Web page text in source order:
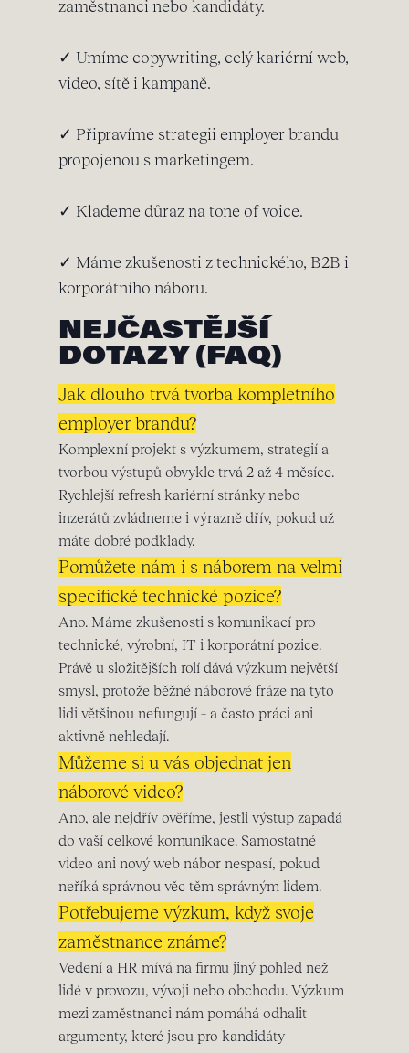
zaměstnanci nebo kandidáty.
✓ Umíme copywriting, celý kariérní web,
video, sítě i kampaně.
✓ Připravíme strategii employer brandu
propojenou s marketingem.
✓ Klademe důraz na tone of voice.
✓ Máme zkušenosti z technického, B2B i
korporátního náboru.
NEJČASTĚJŠÍ
DOTAZY (FAQ)
Jak dlouho trvá tvorba kompletního
employer brandu?
Komplexní projekt s výzkumem, strategií a
tvorbou výstupů obvykle trvá 2 až 4 měsíce.
Rychlejší refresh kariérní stránky nebo
inzerátů zvládneme i výrazně dřív, pokud už
máte dobré podklady.
Pomůžete nám i s náborem na velmi
specifické technické pozice?
Ano. Máme zkušenosti s komunikací pro
technické, výrobní, IT i korporátní pozice.
Právě u složitějších rolí dává výzkum největší
smysl, protože běžné náborové fráze na tyto
lidi většinou nefungují – a často práci ani
aktivně nehledají.
Můžeme si u vás objednat jen
náborové video?
Ano, ale nejdřív ověříme, jestli výstup zapadá
do vaší celkové komunikace. Samostatné
video ani nový web nábor nespasí, pokud
neříká správnou věc těm správným lidem.
Potřebujeme výzkum, když svoje
zaměstnance známe?
Vedení a HR mívá na firmu jiný pohled než
lidé v provozu, vývoji nebo obchodu. Výzkum
mezi zaměstnanci nám pomáhá odhalit
argumenty, které jsou pro kandidáty